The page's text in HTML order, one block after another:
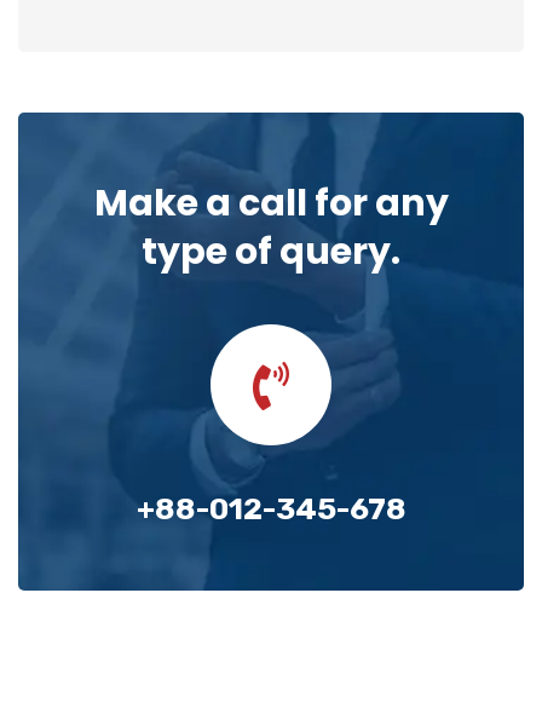
Make a call for any
type of query.
+88-012-345-678